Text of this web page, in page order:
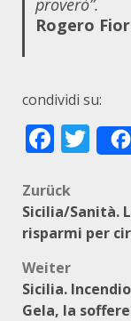
proverò”.
Rogero
condividi su:
Zurück
Sicilia/Sanità.
risparmi per
Weiter
Sicilia.
Gela, la